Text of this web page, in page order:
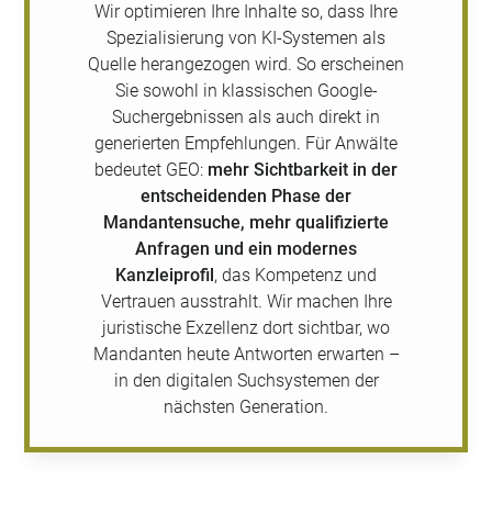
Wir optimieren Ihre Inhalte so, dass Ihre
Spezialisierung von KI-Systemen als
Quelle herangezogen wird. So erscheinen
Sie sowohl in klassischen Google-
Suchergebnissen als auch direkt in
generierten Empfehlungen. Für Anwälte
bedeutet GEO: mehr Sichtbarkeit in der
entscheidenden Phase der
Mandantensuche, mehr qualifizierte
Anfragen und ein modernes
Kanzleiprofil , das Kompetenz und
Vertrauen ausstrahlt. Wir machen Ihre
juristische Exzellenz dort sichtbar, wo
Mandanten heute Antworten erwarten –
in den digitalen Suchsystemen der
nächsten Generation.